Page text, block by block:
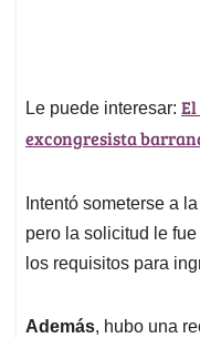
Le puede interesar:
excongresista
Intentó someterse a
pero la solicitud le
los requisitos para
Además, hubo una